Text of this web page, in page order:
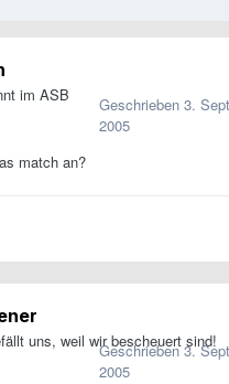
im ASB Geschrieben 3.
2005
match an?
uns, weil wir bescheuert sind!
Geschrieben3.
2005